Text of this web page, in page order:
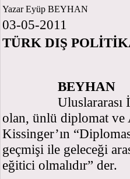
Yazar Eyüp BEYHAN
03-05-2011
TÜRK DIŞ
BEYHAN
olan, ünlü diplomat ve
Kissinger’ın
geçmişi ile geleceği
eğitici olmalıdır” der.